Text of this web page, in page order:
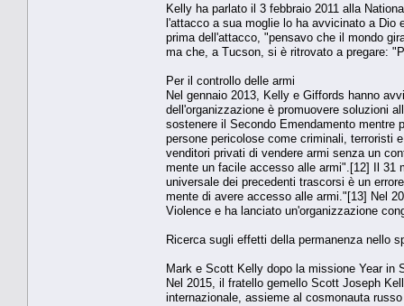
Kelly ha parlato il 3 febbraio 2011 alla
l'attacco a sua moglie lo ha avvicinato a Dio
prima dell'attacco, "pensavo che il mondo
ma che, a Tucson, si è ritrovato a pregare:
Per il controllo delle armi
Nel gennaio 2013, Kelly e Giffords hanno
dell'organizzazione è promuovere soluzioni
sostenere il Secondo Emendamento mentre
persone pericolose come criminali, terroristi
venditori privati di vendere armi senza un
mente un facile accesso alle armi".[12] Il 31
universale dei precedenti trascorsi è un
mente di avere accesso alle armi."[13] Nel
Violence e ha lanciato un'organizzazione
Ricerca sugli effetti della permanenza nello
Mark e Scott Kelly dopo la missione Year in
Nel 2015, il fratello gemello Scott Joseph
internazionale, assieme al cosmonauta